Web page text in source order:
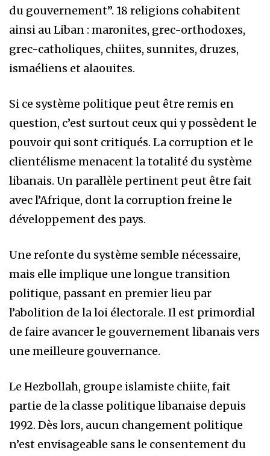
du gouvernement”. 18 religions cohabitent
ainsi au Liban : maronites, grec-orthodoxes,
grec-catholiques, chiites, sunnites, druzes,
ismaéliens et alaouites.
Si ce système politique peut être remis en
question, c’est surtout ceux qui y possèdent le
pouvoir qui sont critiqués. La corruption et le
clientélisme menacent la totalité du système
libanais. Un parallèle pertinent peut être fait
avec l’Afrique, dont la corruption freine le
développement des pays.
Une refonte du système semble nécessaire,
mais elle implique une longue transition
politique, passant en premier lieu par
l’abolition de la loi électorale. Il est primordial
de faire avancer le gouvernement libanais vers
une meilleure gouvernance.
Le Hezbollah, groupe islamiste chiite, fait
partie de la classe politique libanaise depuis
1992. Dès lors, aucun changement politique
n’est envisageable sans le consentement du